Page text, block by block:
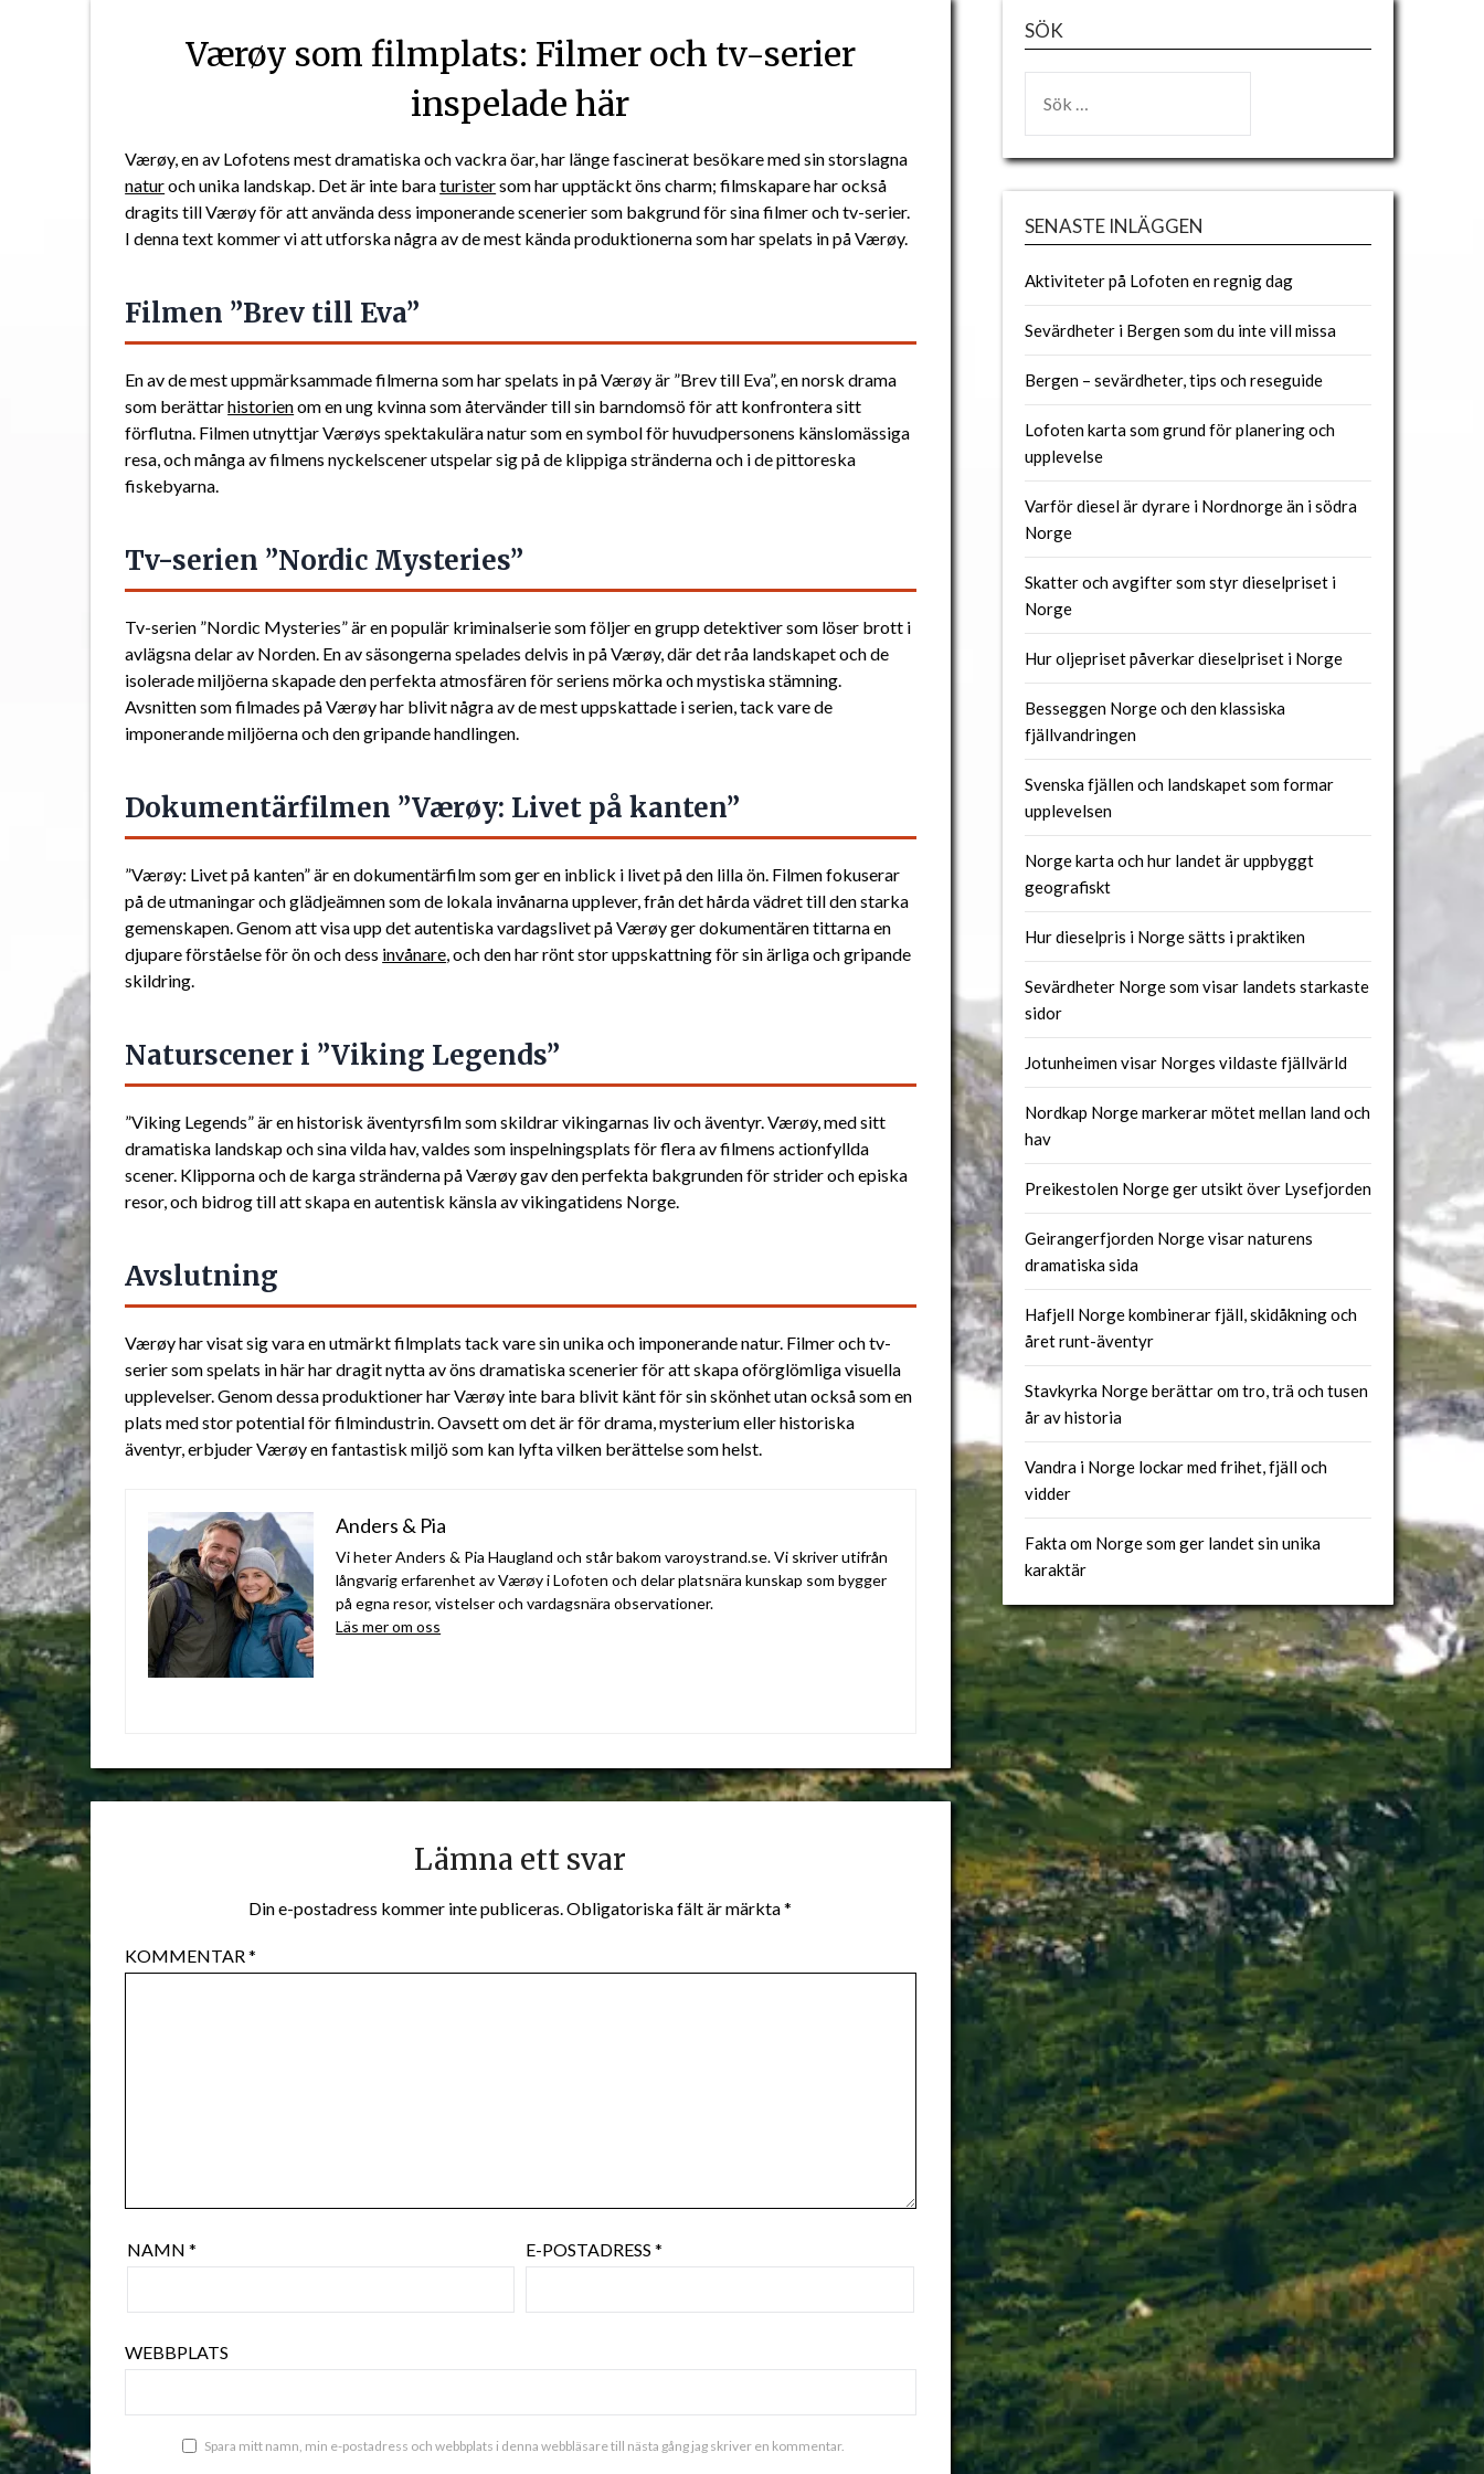
Værøy som filmplats: Filmer och tv-serier
inspelade här
Værøy, en av Lofotens mest dramatiska och vackra öar, har länge fascinerat besökare med sin storslagna
naturoch unika landskap. Det är inte baraturistersom har upptäckt öns charm; filmskapare har också
dragits till Værøy för att använda dess imponerande scenerier som bakgrund för sina filmer och tv-serier.
I denna text kommer vi att utforska några av de mest kända produktionerna som har spelats in på Værøy.
Filmen ”Brev till Eva”
En av de mest uppmärksammade filmerna som har spelats in på Værøy är ”Brev till Eva”, en norsk drama
som berättarhistorienom en ung kvinna som återvänder till sin barndomsö för att konfrontera sitt
förflutna. Filmen utnyttjar Værøys spektakulära natur som en symbol för huvudpersonens känslomässiga
resa, och många av filmens nyckelscener utspelar sig på de klippiga stränderna och i de pittoreska
fiskebyarna.
Tv-serien ”Nordic Mysteries”
Tv-serien ”Nordic Mysteries” är en populär kriminalserie som följer en grupp detektiver som löser brott i
avlägsna delar av Norden. En av säsongerna spelades delvis in på Værøy, där det råa landskapet och de
isolerade miljöerna skapade den perfekta atmosfären för seriens mörka och mystiska stämning.
Avsnitten som filmades på Værøy har blivit några av de mest uppskattade i serien, tack vare de
imponerande miljöerna och den gripande handlingen.
Dokumentärfilmen ”Værøy: Livet på kanten”
”Værøy: Livet på kanten” är en dokumentärfilm som ger en inblick i livet på den lilla ön. Filmen fokuserar
på de utmaningar och glädjeämnen som de lokala invånarna upplever, från det hårda vädret till den starka
gemenskapen. Genom att visa upp det autentiska vardagslivet på Værøy ger dokumentären tittarna en
djupare förståelse för ön och dess invånare, och den har rönt stor uppskattning för sin ärliga och gripande
skildring.
Naturscener i ”Viking Legends”
”Viking Legends” är en historisk äventyrsfilm som skildrar vikingarnas liv och äventyr. Værøy, med sitt
dramatiska landskap och sina vilda hav, valdes som inspelningsplats för flera av filmens actionfyllda
scener. Klipporna och de karga stränderna på Værøy gav den perfekta bakgrunden för strider och episka
resor, och bidrog till att skapa en autentisk känsla av vikingatidens Norge.
Avslutning
Værøy har visat sig vara en utmärkt filmplats tack vare sin unika och imponerande natur. Filmer och tv-
serier som spelats in här har dragit nytta av öns dramatiska scenerier för att skapa oförglömliga visuella
upplevelser. Genom dessa produktioner har Værøy inte bara blivit känt för sin skönhet utan också som en
plats med stor potential för filmindustrin. Oavsett om det är för drama, mysterium eller historiska
äventyr, erbjuder Værøy en fantastisk miljö som kan lyfta vilken berättelse som helst.
Anders & Pia
Vi heter Anders & Pia Haugland och står bakom varoystrand.se. Vi skriver utifrån
långvarig erfarenhet av Værøy i Lofoten och delar platsnära kunskap som bygger
på egna resor, vistelser och vardagsnära observationer.
Läs mer om oss
Lämna ett svar
Din e-postadress kommer inte publiceras. Obligatoriska fält är märkta*
KOMMENTAR*
NAMN* E-POSTADRESS*
WEBBPLATS
Spara mitt namn, min e-postadress och webbplats i denna webbläsare till nästa gång jag skriver en kommentar.
SÖK
SENASTE INLÄGGEN
Aktiviteter på Lofoten en regnig dag
Sevärdheter i Bergen som du inte vill missa
Bergen – sevärdheter, tips och reseguide
Lofoten karta som grund för planering och
upplevelse
Varför diesel är dyrare i Nordnorge än i södra
Norge
Skatter och avgifter som styr dieselpriset i
Norge
Hur oljepriset påverkar dieselpriset i Norge
Besseggen Norge och den klassiska
fjällvandringen
Svenska fjällen och landskapet som formar
upplevelsen
Norge karta och hur landet är uppbyggt
geografiskt
Hur dieselpris i Norge sätts i praktiken
Sevärdheter Norge som visar landets starkaste
sidor
Jotunheimen visar Norges vildaste fjällvärld
Nordkap Norge markerar mötet mellan land och
hav
Preikestolen Norge ger utsikt över Lysefjorden
Geirangerfjorden Norge visar naturens
dramatiska sida
Hafjell Norge kombinerar fjäll, skidåkning och
året runt-äventyr
Stavkyrka Norge berättar om tro, trä och tusen
år av historia
Vandra i Norge lockar med frihet, fjäll och
vidder
Fakta om Norge som ger landet sin unika
karaktär